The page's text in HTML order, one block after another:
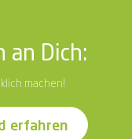
an Dich:
machen!
erfahren